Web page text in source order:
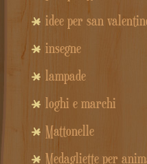
idee per san
insegne
lampade
loghi e marchi
Mattonelle
Medagliette per